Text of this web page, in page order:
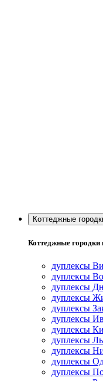
Коттеджные
Коттеджные городки
дуплексы
дуплексы
дуплексы
дуплексы
дуплексы
дуплексы
дуплексы
дуплексы
дуплексы
дуплексы
дуплексы